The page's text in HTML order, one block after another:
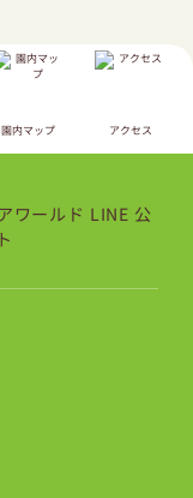
園内マップ アクセス